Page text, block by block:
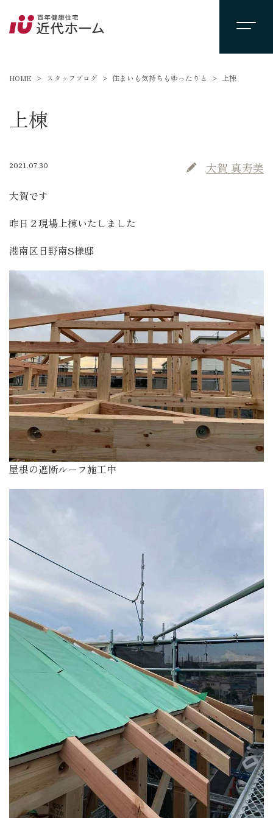
HOME スタッフブログ 住まいも気持ちもゆったりと 上棟
上棟
2021.07.30 大賀 真寿美
大賀です
昨日２現場上棟いたしました
港南区日野南S様邸
屋根の遮断ルーフ施工中